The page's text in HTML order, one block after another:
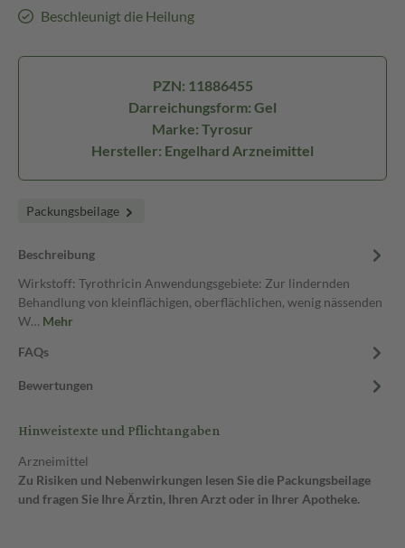
Beschleunigt die Heilung
PZN: 11886455
Darreichungsform: Gel
Marke: Tyrosur
Hersteller: Engelhard Arzneimittel
Packungsbeilage
Beschreibung
Wirkstoff: Tyrothricin Anwendungsgebiete: Zur lindernden
Behandlung von kleinflächigen, oberflächlichen, wenig nässenden
W… Mehr
FAQs
Bewertungen
Hinweistexte und Pflichtangaben
Arzneimittel
Zu Risiken und Nebenwirkungen lesen Sie die Packungsbeilage
und fragen Sie Ihre Ärztin, Ihren Arzt oder in Ihrer Apotheke.